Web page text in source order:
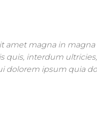
amet magna in magna
quis, interdum ultricies,
dolorem ipsum quia